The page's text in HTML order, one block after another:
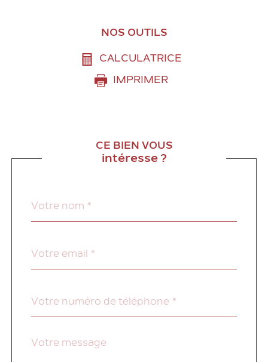
NOS OUTILS
CALCULATRICE
IMPRIMER
CE BIEN VOUS
intéresse ?
*
*
*
Fieldset
Message